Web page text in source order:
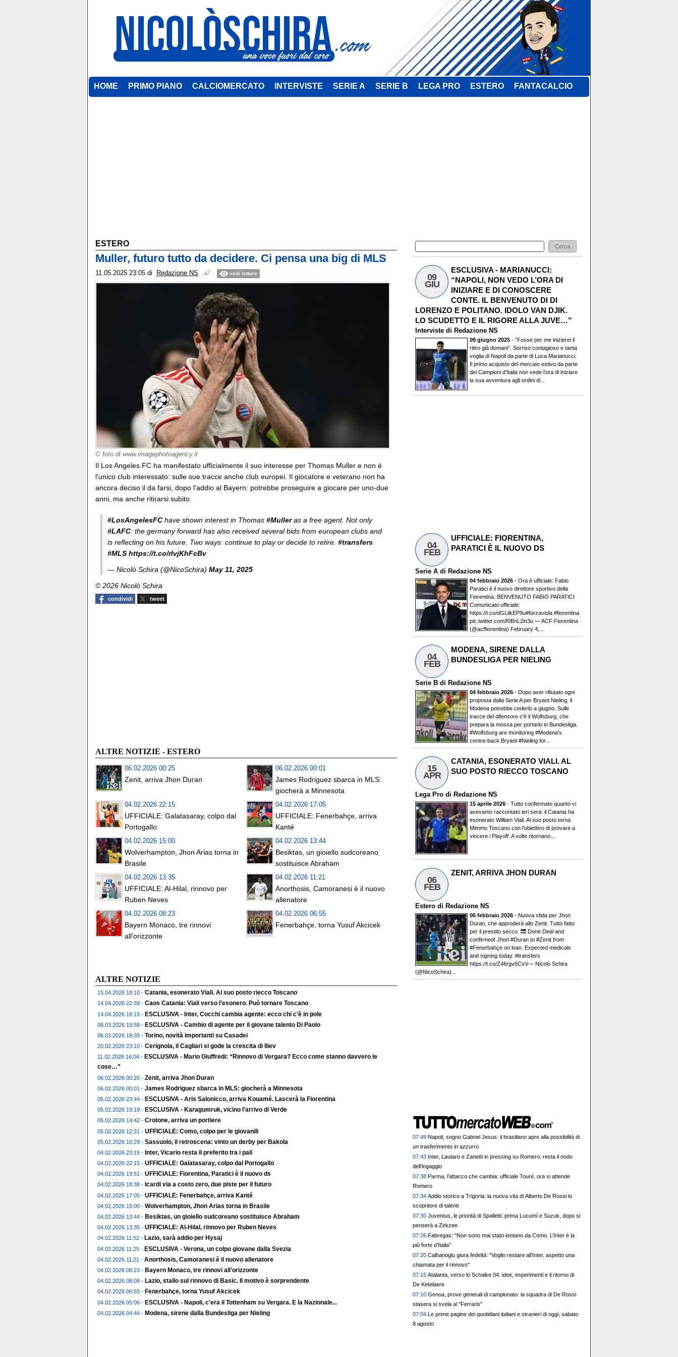
HOME PRIMO PIANO CALCIOMERCATO INTERVISTE SERIE A SERIE B LEGA PRO ESTERO FANTACALCIO
ESTERO
Muller, futuro tutto da decidere. Ci pensa una big di MLS
11.05.2025 23:05 di Redazione NS vedi letture
© foto di www.imagephotoagency.it
Il Los Angeles FC ha manifestato ufficialmente il suo interesse per Thomas Muller e non è
l'unico club interessato: sulle sue tracce anche club europei. Il giocatore e veterano non ha
ancora deciso il da farsi, dopo l'addio al Bayern: potrebbe proseguire a giocare per uno-due
anni, ma anche ritirarsi subito.
#LosAngelesFChave shown interest in Thomas #Mulleras a free agent. Not only
#LAFC: the germany forward has also received several bids from european clubs and
is reflecting on his future. Two ways: continue to play or decide to retire. #transfers
#MLS https://t.co/rlvjKhFcBv
— Nicolò Schira (@NicoSchira) May 11, 2025
© 2026 Nicolò Schira
condividi tweet
ALTRE NOTIZIE - ESTERO
06.02.2026 00:25
Zenit, arriva Jhon Duran
06.02.2026 00:01
James Rodriguez sbarca in MLS:
giocherà a Minnesota
04.02.2026 22:15
UFFICIALE: Galatasaray, colpo dal
Portogallo
04.02.2026 17:05
UFFICIALE: Fenerbahçe, arriva
Kanté
04.02.2026 15:00
Wolverhampton, Jhon Arias torna in
Brasile
04.02.2026 13:44
Besiktas, un gioiello sudcoreano
sostituisce Abraham
04.02.2026 13:35
UFFICIALE: Al-Hilal, rinnovo per
Ruben Neves
04.02.2026 11:21
Anorthosis, Camoranesi è il nuovo
allenatore
04.02.2026 08:23
Bayern Monaco, tre rinnovi
all'orizzonte
04.02.2026 06:55
Fenerbahçe, torna Yusuf Akcicek
ALTRE NOTIZIE
15.04.2026 18:10 - Catania, esonerato Viali. Al suo posto riecco Toscano
14.04.2026 22:39 - Caos Catania: Viali verso l’esonero. Può tornare Toscano
14.04.2026 18:15 - ESCLUSIVA - Inter, Cocchi cambia agente: ecco chi c’è in pole
08.03.2026 19:58 - ESCLUSIVA - Cambio di agente per il giovane talento Di Paolo
06.03.2026 19:35 - Torino, novità importanti su Casadei
20.02.2026 23:10 - Cerignola, il Cagliari si gode la crescita di Iliev
11.02.2026 16:04 - ESCLUSIVA - Mario Giuffredi: “Rinnovo di Vergara? Ecco come stanno davvero le
cose…”
06.02.2026 00:25 - Zenit, arriva Jhon Duran
06.02.2026 00:01 - James Rodriguez sbarca in MLS: giocherà a Minnesota
05.02.2026 23:44 - ESCLUSIVA - Aris Salonicco, arriva Kouamé. Lascerà la Fiorentina
05.02.2026 19:19 - ESCLUSIVA - Karagumruk, vicino l'arrivo di Verde
05.02.2026 14:42 - Crotone, arriva un portiere
05.02.2026 12:31 - UFFICIALE: Como, colpo per le giovanili
05.02.2026 10:29 - Sassuolo, il retroscena: vinto un derby per Bakola
04.02.2026 23:15 - Inter, Vicario resta il preferito tra i pali
04.02.2026 22:15 - UFFICIALE: Galatasaray, colpo dal Portogallo
04.02.2026 19:51 - UFFICIALE: Fiorentina, Paratici è il nuovo ds
04.02.2026 18:38 - Icardi via a costo zero, due piste per il futuro
04.02.2026 17:05 - UFFICIALE: Fenerbahçe, arriva Kanté
04.02.2026 15:00 - Wolverhampton, Jhon Arias torna in Brasile
04.02.2026 13:44 - Besiktas, un gioiello sudcoreano sostituisce Abraham
04.02.2026 13:35 - UFFICIALE: Al-Hilal, rinnovo per Ruben Neves
04.02.2026 11:52 - Lazio, sarà addio per Hysaj
04.02.2026 11:25 - ESCLUSIVA - Verona, un colpo giovane dalla Svezia
04.02.2026 11:21 - Anorthosis, Camoranesi è il nuovo allenatore
04.02.2026 08:23 - Bayern Monaco, tre rinnovi all'orizzonte
04.02.2026 08:08 - Lazio, stallo sul rinnovo di Basic. Il motivo è sorprendente
04.02.2026 06:55 - Fenerbahçe, torna Yusuf Akcicek
04.02.2026 05:06 - ESCLUSIVA - Napoli, c'era il Tottenham su Vergara. E la Nazionale...
04.02.2026 04:44 - Modena, sirene dalla Bundesliga per Nieling
09
GIU
ESCLUSIVA - MARIANUCCI:
“NAPOLI, NON VEDO L’ORA DI
INIZIARE E DI CONOSCERE
CONTE. IL BENVENUTO DI DI
LORENZO E POLITANO. IDOLO VAN DJIK.
LO SCUDETTO E IL RIGORE ALLA JUVE…”
Interviste di Redazione NS
09 giugno 2025 - “Fosse per me inizierei il
ritiro già domani”. Sorriso contagioso e tanta
voglia di Napoli da parte di Luca Marianucci.
Il primo acquisto del mercato estivo da parte
dei Campioni d’Italia non vede l’ora di iniziare
la sua avventura agli ordini di...
04
FEB
UFFICIALE: FIORENTINA,
PARATICI È IL NUOVO DS
Serie A di Redazione NS
04 febbraio 2026 - Ora è ufficiale: Fabio
Paratici è il nuovo direttore sportivo della
Fiorentina. BENVENUTO FABIO PARATICI️
Comunicato ufficiale:
https://t.co/dGLlikEP9u#forzaviola #fiorentina
pic.twitter.com/f0BnL2in3u — ACF Fiorentina
(@acffiorentina) February 4,...
04
FEB
MODENA, SIRENE DALLA
BUNDESLIGA PER NIELING
Serie B di Redazione NS
04 febbraio 2026 - Dopo aver rifiutato ogni
proposta dalla Serie A per Bryant Nieling, il
Modena potrebbe cederlo a giugno. Sulle
tracce del difensore c'è il Wolfsburg, che
prepara la mossa per portarlo in Bundesliga.
#Wolfsburg are monitoring #Modena’s
centre-back Bryant #Nieling for...
15
APR
CATANIA, ESONERATO VIALI. AL
SUO POSTO RIECCO TOSCANO
Lega Pro di Redazione NS
15 aprile 2026 - Tutto confermato quanto vi
avevamo raccontato ieri sera: il Catania ha
esonerato William Viali. Al suo posto torna
Mimmo Toscano con l'obiettivo di provare a
vincere i Playoff. A volte ritornano...
06
FEB
ZENIT, ARRIVA JHON DURAN
Estero di Redazione NS
06 febbraio 2026 - Nuova sfida per Jhon
Duran, che approderà allo Zenit. Tutto fatto
per il prestito secco. 🔜 Done Deal and
confirmed! Jhon #Duran to #Zenit from
#Fenerbahçe on loan. Expected medicals
and signing today. #transfers
https://t.co/Z46rgv6CxV— Nicolò Schira
(@NicoSchira)...
07:49 Napoli, sogno Gabriel Jesus: il brasiliano apre alla possibilità di
un trasferimento in azzurro
07:43 Inter, Lautaro e Zanetti in pressing su Romero: resta il nodo
dell’ingaggio
07:38 Parma, l’attacco che cambia: ufficiale Touré, ora si attende
Romero
07:34 Addio storico a Trigoria: la nuova vita di Alberto De Rossi lo
scopritore di talenti
07:30 Juventus, le priorità di Spalletti: prima Lucumì e Suzuk, dopo si
penserà a Zirkzee
07:26 Fabregas: "Non sono mai stato lontano da Como. L’Inter è la
più forte d’Italia"
07:20 Calhanoglu giura fedeltà: "Voglio restare all'Inter, aspetto una
chiamata per il rinnovo"
07:15 Atalanta, verso lo Schalke 04: idee, esperimenti e il ritorno di
De Ketelaere
07:10 Genoa, prove generali di campionato: la squadra di De Rossi
stasera si svela al "Ferraris"
07:04 Le prime pagine dei quotidiani italiani e stranieri di oggi, sabato
8 agosto